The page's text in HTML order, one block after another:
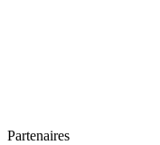
Partenaires